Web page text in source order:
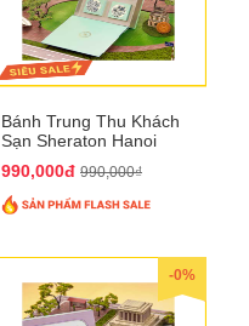
Bánh Trung Thu Khách
Sạn Sheraton Hanoi
990,000đ 990,000₫
-0%